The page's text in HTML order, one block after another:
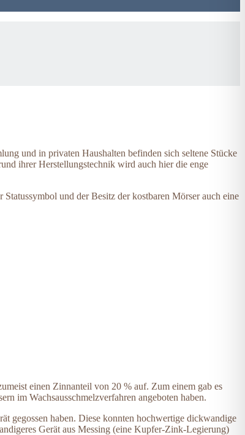
und in privaten Haushalten befinden sich seltene Stücke
ihrer Herstellungstechnik wird auch hier die enge
und der Besitz der kostbaren Mörser auch eine
einen Zinnanteil von 20 % auf. Zum einem gab es
im Wachsausschmelzverfahren angeboten haben.
gegossen haben. Diese konnten hochwertige dickwandige
Gerät aus Messing (eine Kupfer-Zink-Legierung)